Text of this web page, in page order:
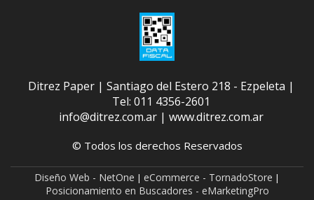
Ditrez Paper | Santiago del Estero 218 - Ezpeleta |
Tel: 011 4356-2601
info@ditrez.com.ar | www.ditrez.com.ar
© Todos los derechos Reservados
Diseño Web - NetOne | eCommerce - TornadoStore |
Posicionamiento en Buscadores - eMarketingPro